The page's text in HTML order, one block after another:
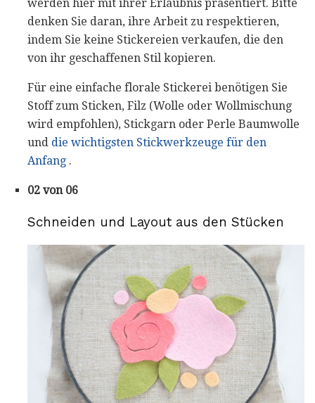
werden hier mit ihrer Erlaubnis präsentiert. Bitte
denken Sie daran, ihre Arbeit zu respektieren,
indem Sie keine Stickereien verkaufen, die den
von ihr geschaffenen Stil kopieren.
Für eine einfache florale Stickerei benötigen Sie
Stoff zum Sticken, Filz (Wolle oder Wollmischung
wird empfohlen), Stickgarn oder Perle Baumwolle
und die wichtigsten Stickwerkzeuge für den
Anfang .
02 von 06
Schneiden und Layout aus den Stücken